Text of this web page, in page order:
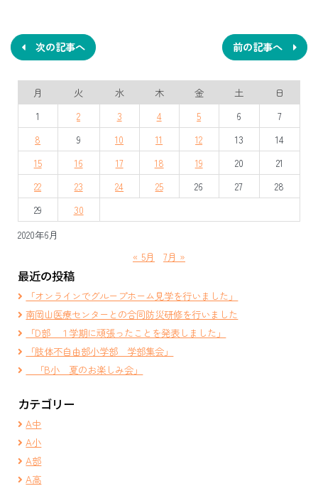
稿
ナ
ビ
ゲ
ー
シ
ョ
ン
前の記事へ
次の記事へ
2020年6月
月 火 水 木 金 土
日
1
2 3 4 5 6
7
8
9 10 11 12 13
14
15
16 17 18 19 20
21
22
23 24 25 26 27
28
29
30
« 5月 7月 »
最近の投稿
「オンラインでグループホーム見学を行いました」
南岡山医療センターとの合同防災研修を行いました
「D部 １学期に頑張ったことを発表しました」
「肢体不自由部小学部 学部集会」
「B小 夏のお楽しみ会」
カテゴリー
A中
A小
A部
A高